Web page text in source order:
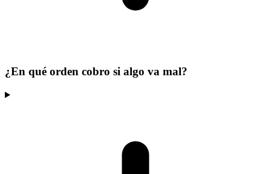
¿En qué orden cobro si algo va mal?